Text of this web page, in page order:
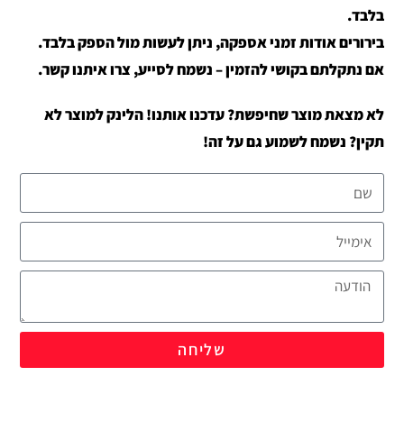
בלבד.
בירורים אודות זמני אספקה, ניתן לעשות מול הספק בלבד.
אם נתקלתם בקושי להזמין – נשמח לסייע, צרו איתנו קשר.
לא מצאת מוצר שחיפשת? עדכנו אותנו! הלינק למוצר לא
תקין? נשמח לשמוע גם על זה!
שליחה